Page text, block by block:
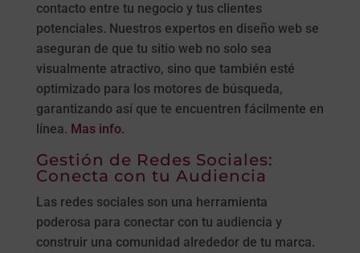
contacto entre tu negocio y tus clientes
potenciales. Nuestros expertos en diseño web se
aseguran de que tu sitio web no solo sea
visualmente atractivo, sino que también esté
optimizado para los motores de búsqueda,
garantizando así que te encuentren fácilmente en
línea. Mas info.
Gestión de Redes Sociales:
Conecta con tu Audiencia
Las redes sociales son una herramienta
poderosa para conectar con tu audiencia y
construir una comunidad alrededor de tu marca.